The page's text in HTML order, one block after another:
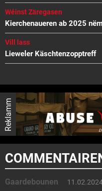
Wéinst Zäregasen
Kierchenaueren ab 2025
Vill lass
Lieweler Käschtenzopptreff
Reklamm
Gaardebounen